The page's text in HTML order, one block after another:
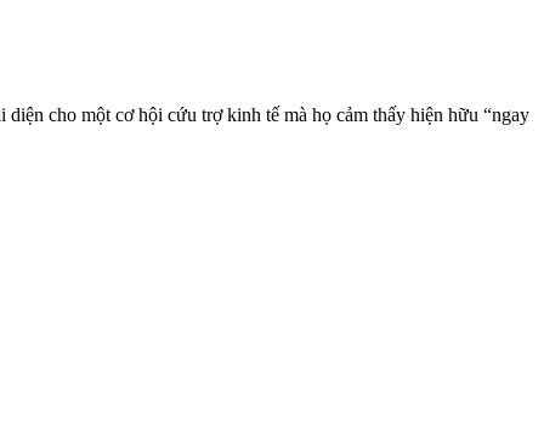
cho một cơ hội cứu trợ kinh tế mà họ cảm thấy hiện hữu “ngay